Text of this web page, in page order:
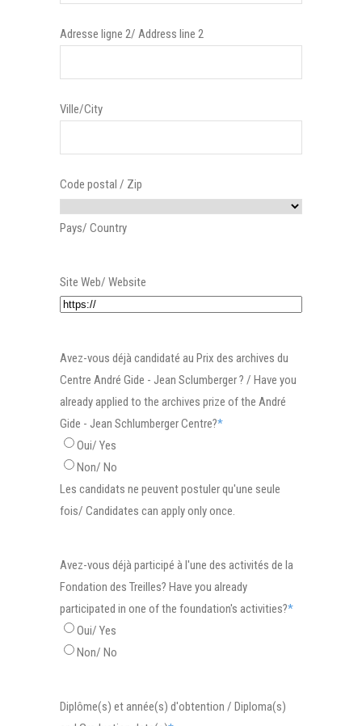
Adresse ligne 2/ Address line 2
Ville/City
Code postal / Zip
Pays/ Country
Site Web/ Website
Avez-vous déjà candidaté au Prix des archives du
Centre André Gide - Jean Sclumberger ? / Have you
already applied to the archives prize of the André
Gide - Jean Schlumberger Centre?*
Oui/ Yes
Non/ No
Les candidats ne peuvent postuler qu'une seule
fois/ Candidates can apply only once.
Avez-vous déjà participé à l'une des activités de la
Fondation des Treilles? Have you already
participated in one of the foundation's activities?*
Oui/ Yes
Non/ No
Diplôme(s) et année(s) d'obtention / Diploma(s)